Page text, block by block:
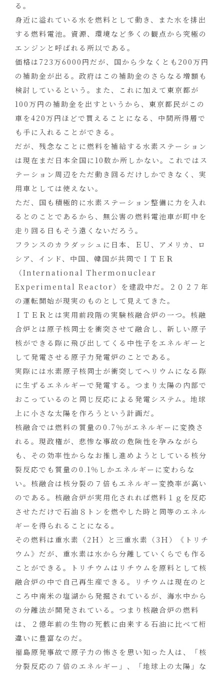
る。
身近に溢れている水を燃料として動き、また水を排出
する燃料電池。資源、環境など多くの観点から究極の
エンジンと呼ばれる所以である。
価格は723万6000円だが、国から少なくとも200万円
の補助金が出る。政府はこの補助金のさらなる増額も
検討しているという。また、これに加えて東京都が
100万円の補助金を出すというから、東京都民がこの
車を420万円ほどで買えることになる、中間所得層で
も手に入れることができる。
だが、残念なことに燃料を補給する水素ステーション
は現在まだ日本全国に10数か所しかない。これではス
テーション周辺をただ動き回るだけしかできなく、実
用車としては使えない。
ただ、国も積極的に水素ステーション整備に力を入れ
るとのことであるから、無公害の燃料電池車が町中を
走り回る日もそう遠くないだろう。
フランスのカラダッシュに日本、ＥＵ、アメリカ、ロ
シア、インド、中国、韓国が共同でＩＴＥＲ
（International Thermonuclear
Experimental Reactor）を建設中だ。２０２７年
の運転開始が現実のものとして見えてきた。
ＩＴＥＲとは実用前段階の実験核融合炉の一つ。核融
合炉とは原子核同士を衝突させて融合し、新しい原子
核ができる際に飛び出してくる中性子をエネルギーと
して発電させる原子力発電炉のことである。
実際には水素原子核同士が衝突してヘリウムになる際
に生ずるエネルギーで発電する。つまり太陽の内部で
おこっているのと同じ反応による発電システム。地球
上に小さな太陽を作ろうという計画だ。
核融合では燃料の質量の0.7％がエネルギーに変換さ
れる。現政権が、悲惨な事故の危険性を孕みながら
も、その効率性からなお推し進めようとしている核分
裂反応でも質量の0.1％しかエネルギーに変わらな
い。核融合は核分裂の７倍もエネルギー変換率が高い
のである。核融合炉が実用化されれば燃料１ｇを反応
させただけで石油８トンを燃やした時と同等のエネル
ギーを得られることになる。
その燃料は重水素（2Ｈ）と三重水素（3Ｈ）《トリチ
ウム》だが、重水素は水から分離していくらでも作る
ことができる。トリチウムはリチウムを原料として核
融合炉の中で自己再生産できる。リチウムは現在のと
ころ中南米の塩湖から発掘されているが、海水中から
の分離法が開発されている。つまり核融合炉の燃料
は、２億年前の生物の死骸に由来する石油に比べて桁
違いに豊富なのだ。
福島原発事故で原子力の怖さを思い知った人は、「核
分裂反応の７倍のエネルギー」、「地球上の太陽」な